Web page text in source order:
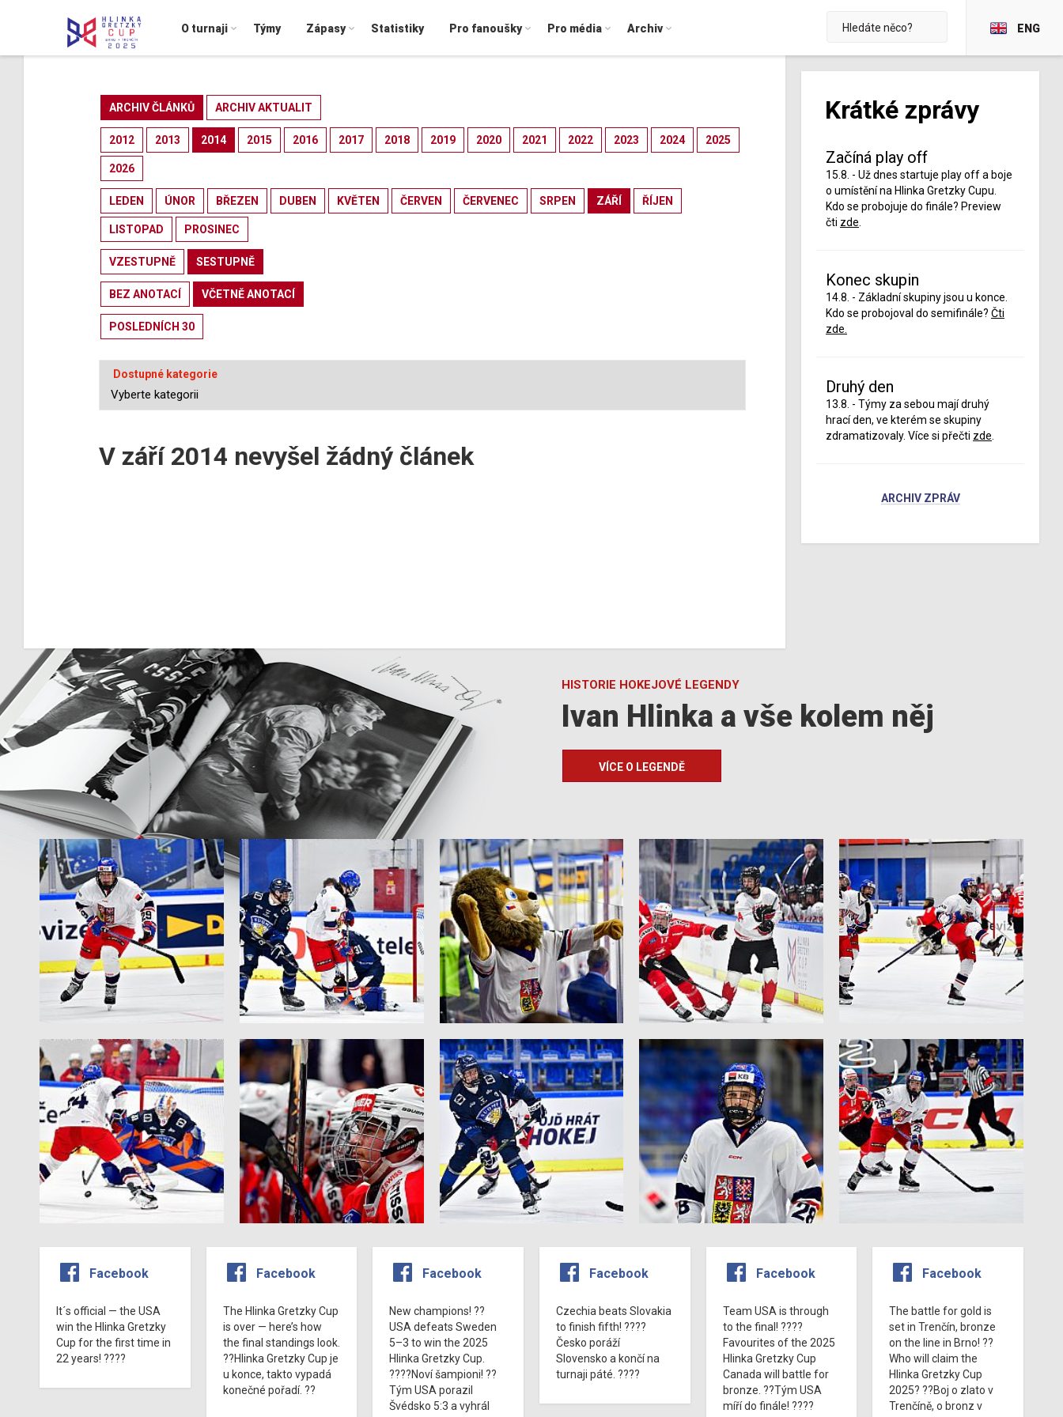
O turnaji Týmy Zápasy Statistiky Pro fanoušky Pro média Archiv ENG
ARCHIV ČLÁNKŮ ARCHIV AKTUALIT
2012 2013 2014 2015 2016 2017 2018 2019 2020 2021 2022 2023 2024 2025
2026
LEDEN ÚNOR BŘEZEN DUBEN KVĚTEN ČERVEN ČERVENEC SRPEN ZÁŘÍ ŘÍJEN
LISTOPAD PROSINEC
VZESTUPNĚ SESTUPNĚ
BEZ ANOTACÍ VČETNĚ ANOTACÍ
POSLEDNÍCH 30
Dostupné kategorie
V září 2014 nevyšel žádný článek
Krátké zprávy
Začíná play off
15.8. - Už dnes startuje play off a boje
o umístění na Hlinka Gretzky Cupu.
Kdo se probojuje do finále? Preview
čti zde
Konec skupin
14.8. - Základní skupiny jsou u konce.
Kdo se probojoval do semifinále? Čti
zde.
Druhý den
13.8. - Týmy za sebou mají druhý
hrací den, ve kterém se skupiny
zdramatizovaly. Více si přečti zde
ARCHIV ZPRÁV
HISTORIE HOKEJOVÉ LEGENDY
Ivan Hlinka a vše kolem něj
VÍCE O LEGENDĚ
Facebook
It´s official — the USA
win the Hlinka Gretzky
Cup for the first time in
22 years! ????
Facebook
The Hlinka Gretzky Cup
is over — here’s how
the final standings look.
??Hlinka Gretzky Cup je
u konce, takto vypadá
konečné pořadí. ??
Facebook
New champions! ??
USA defeats Sweden
5–3 to win the 2025
Hlinka Gretzky Cup.
????Noví šampioni! ??
Tým USA porazil
Švédsko 5:3 a vyhrál
Facebook
Czechia beats Slovakia
to finish fifth! ????
Česko poráží
Slovensko a končí na
turnaji páté. ????
Facebook
Team USA is through
to the final! ????
Favourites of the 2025
Hlinka Gretzky Cup
Canada will battle for
bronze. ??Tým USA
míří do finále! ????
Facebook
The battle for gold is
set in Trenčín, bronze
on the line in Brno! ??
Who will claim the
Hlinka Gretzky Cup
2025? ??Boj o zlato v
Trenčíně, o bronz v